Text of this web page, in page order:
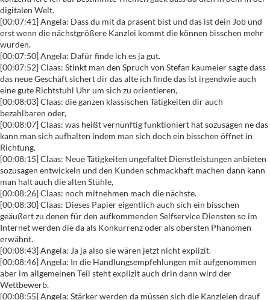
digitalen Welt.
[00:07:41] Angela: Dass du mit da präsent bist und das ist dein Job und
erst wenn die nächstgrößere Kanzlei kommt die können bisschen mehr
wurden.
[00:07:50] Angela: Dafür finde ich es ja gut.
[00:07:52] Claas: Stinkt man den Spruch von Stefan kaumeier sagte dass
das neue Geschäft sichert dir das alte ich finde das ist irgendwie auch
eine gute Richtstuhl Uhr um sich zu orientieren,
[00:08:03] Claas: die ganzen klassischen Tätigkeiten dir auch
bezahlbaren oder,
[00:08:07] Claas: was heißt vernünftig funktioniert hat sozusagen ne das
kann man sich aufhalten indem man sich doch ein bisschen öffnet in
Richtung.
[00:08:15] Claas: Neue Tätigkeiten ungefaltet Dienstleistungen anbieten
sozusagen entwickeln und den Kunden schmackhaft machen dann kann
man halt auch die alten Stühle,
[00:08:26] Claas: noch mitnehmen mach die nächste.
[00:08:30] Claas: Dieses Papier eigentlich auch sich ein bisschen
geäußert zu denen für den aufkommenden Selfservice Diensten so im
Internet werden die da als Konkurrenz oder als obersten Phänomen
erwähnt.
[00:08:43] Angela: Ja ja also sie wären jetzt nicht explizit.
[00:08:46] Angela: In die Handlungsempfehlungen mit aufgenommen
aber im allgemeinen Teil steht explizit auch drin dann wird der
Wettbewerb.
[00:08:55] Angela: Stärker werden da müssen sich die Kanzleien drauf